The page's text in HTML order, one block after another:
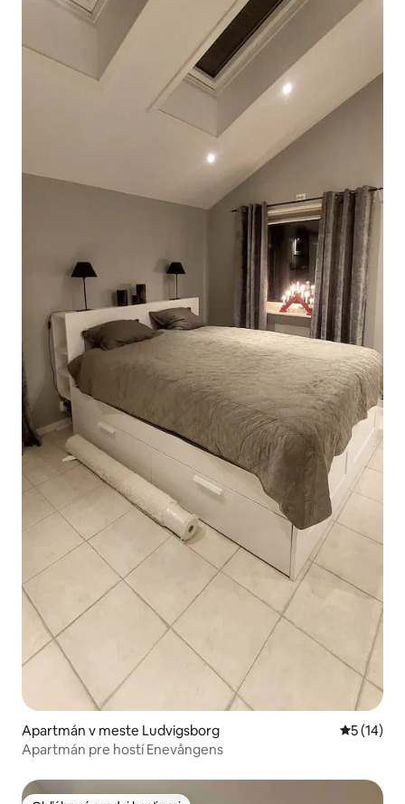
Apartmán v meste Ludvigsborg
5 (14)
Apartmán pre hostí Enevångens